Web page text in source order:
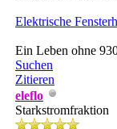
Elektrische
Ein Leben ohne
Suchen
Zitieren
eleflo
Starkstromfraktion